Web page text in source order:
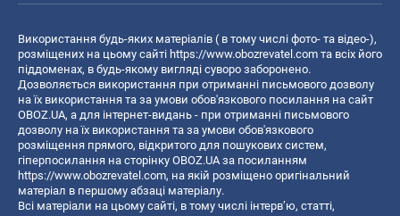
Використання будь-яких матеріалів ( в тому числі фото- та відео-),
розміщених на цьому сайті https://www.obozrevatel.com та всіх його
піддоменах, в будь-якому вигляді суворо заборонено.
Дозволяється використання при отриманні письмового дозволу
на їх використання та за умови обов'язкового посилання на сайт
OBOZ.UA, а для інтернет-видань - при отриманні письмового
дозволу на їх використання та за умови обов'язкового
розміщення прямого, відкритого для пошукових систем,
гіперпосилання на сторінку OBOZ.UA за посиланням
https://www.obozrevatel.com, на якій розміщено оригінальний
матеріал в першому абзаці матеріалу.
Всі матеріали на цьому сайті, в тому числі інтерв’ю, статті,